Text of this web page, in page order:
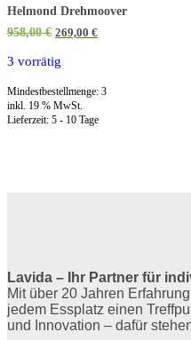
Helmond Drehmoover
958,00€ Ursprünglicher
war:
269,00 €Aktueller
3 vorrätig
Mindestbestellmenge: 3
inkl. 19 % MwSt.
Lieferzeit: 5 - 10 Tage
Lavida – Ihr Partner für
Mit über 20 Jahren
jedem Essplatz einen
und Innovation – dafür